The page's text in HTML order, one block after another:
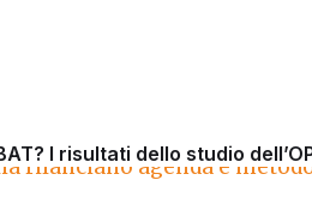
I risultati dello studio